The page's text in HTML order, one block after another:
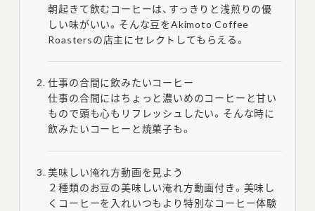
朝起きて飲むコーヒーは、すっきりと浅煎りの優
しい味がいい。そんな豆をAkimoto Coffee
Roastersの店主にセレクトしてもらえる。
仕事の合間に飲みたいコーヒー
仕事の合間にはちょっと濃いめのコーヒーと甘い
もので頭も心もリフレッシュしたい。そんな時に
飲みたいコーヒーと焼菓子も。
美味しい淹れ方動画を見よう
２種類のお豆の美味しい淹れ方動画付き。美味し
くコーヒーを入れいつもより特別なコーヒー体験